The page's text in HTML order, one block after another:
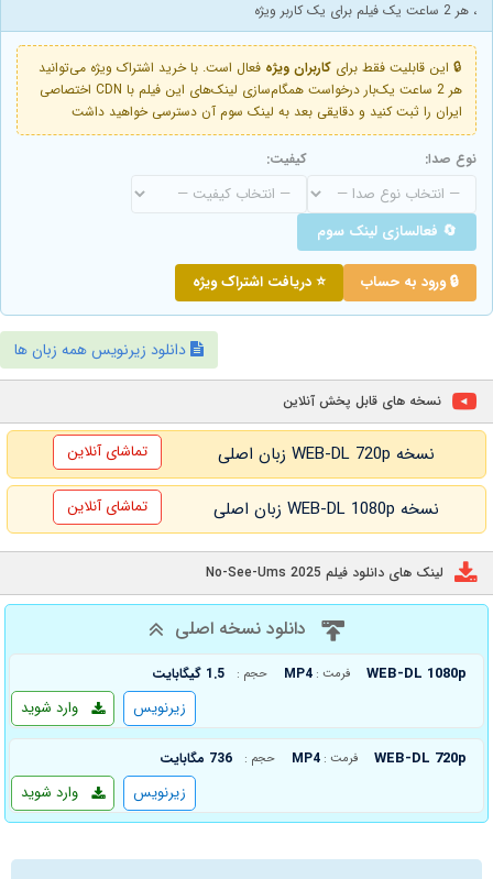
، هر 2 ساعت یک فیلم برای یک کاربر ویژه
🔒 این قابلیت فقط برای کاربران ویژه فعال است. با خرید اشتراک ویژه می‌توانید
هر 2 ساعت یک‌بار درخواست همگام‌سازی لینک‌های این فیلم با CDN اختصاصی
ایران را ثبت کنید و دقایقی بعد به لینک سوم آن دسترسی خواهید داشت
نوع صدا: کیفیت:
🔄 فعالسازی لینک سوم
🔒 ورود به حساب ⭐ دریافت اشتراک ویژه
دانلود زیرنویس همه زبان ها
نسخه های قابل پخش آنلاین
نسخه WEB-DL 720p زبان اصلی تماشای آنلاین
نسخه WEB-DL 1080p زبان اصلی تماشای آنلاین
لینک های دانلود فیلم No-See-Ums 2025
دانلود نسخه اصلی
WEB-DL 1080p فرمت : MP4 حجم : 1.5 گیگابایت
وارد شوید زیرنویس
WEB-DL 720p فرمت : MP4 حجم : 736 مگابایت
وارد شوید زیرنویس